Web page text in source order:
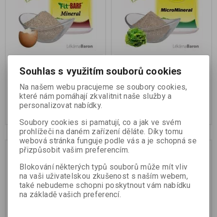
1000 g
848 Kč 327 Kč
Souhlas s využitím souborů cookies
Na našem webu pracujeme se soubory cookies,
které nám pomáhají zkvalitnit naše služby a
personalizovat nabídky.
Soubory cookies si pamatují, co a jak ve svém
prohlížeči na daném zařízení děláte. Díky tomu
webová stránka funguje podle vás a je schopná se
přizpůsobit vašim preferencím.
Blokování některých typů souborů může mít vliv
na vaši uživatelskou zkušenost s naším webem,
také nebudeme schopni poskytnout vám nabídku
na základě vašich preferencí.